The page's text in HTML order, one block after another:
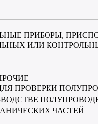
ПРИБОРЫ,
ИЛИ
ПРОВЕРКИ
ЧАСТЕЙ